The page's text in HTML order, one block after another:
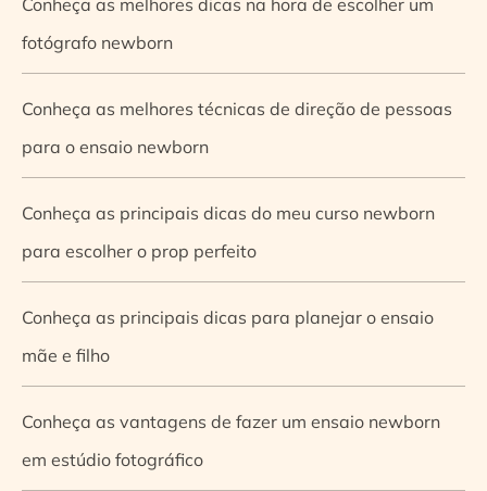
fotógrafo newborn
Conheça as melhores técnicas de direção de pessoas
para o ensaio newborn
Conheça as principais dicas do meu curso newborn
para escolher o prop perfeito
Conheça as principais dicas para planejar o ensaio
mãe e filho
Conheça as vantagens de fazer um ensaio newborn
em estúdio fotográfico